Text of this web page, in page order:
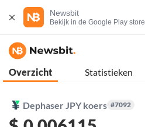
Newsbit
Bekijk in de Google Play store
Overzicht Statistieken
Dephaser JPY koers #7092